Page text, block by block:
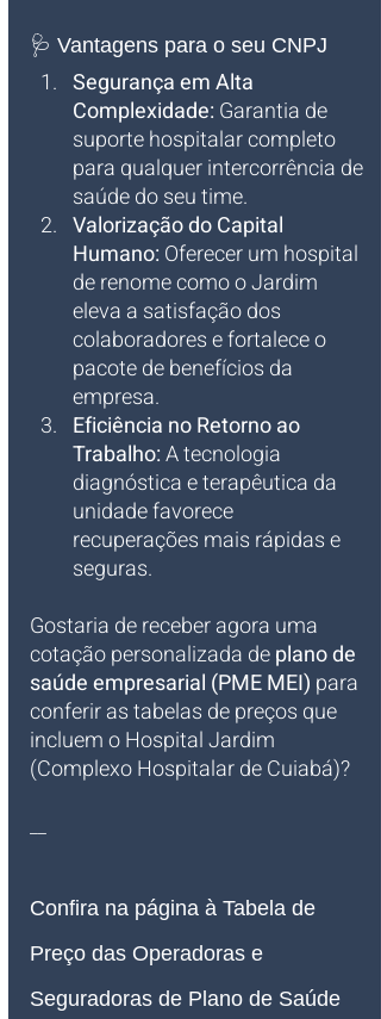
🩺 Vantagens para o seu CNPJ
Segurança em Alta
Complexidade: Garantia de
suporte hospitalar completo
para qualquer intercorrência de
saúde do seu time.
Valorização do Capital
Humano: Oferecer um hospital
de renome como o Jardim
eleva a satisfação dos
colaboradores e fortalece o
pacote de benefícios da
empresa.
Eficiência no Retorno ao
Trabalho: A tecnologia
diagnóstica e terapêutica da
unidade favorece
recuperações mais rápidas e
seguras.
Gostaria de receber agora uma
cotação personalizada de plano de
saúde empresarial (PME MEI) para
conferir as tabelas de preços que
incluem o Hospital Jardim
(Complexo Hospitalar de Cuiabá)?
__
Confira na página à Tabela de
Preço das Operadoras e
Seguradoras de Plano de Saúde